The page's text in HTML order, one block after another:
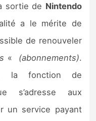
sortie de Nintendo
a le mérite de
de renouveler
« (abonnements).
la fonction de
s’adresse aux
un service payant